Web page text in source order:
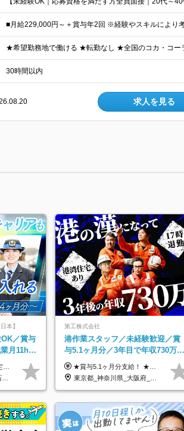
30時間以内
求人を見る
本】
／賞与
月11h程
日
となります
第工株式会社
港作業スタッフ／未経験歓迎／賞
与5.1ヶ月分／3年目で年収730万円
も可／食事手当あり／年休120日以
上
★賞与5.1ヶ月分支給！ ★入社3年目・30代で年収730万円の先輩も活躍中！ ★入社1年目・20代で月収29万円の実績あり 月給：22.5万円～30.5万円＋各種手当＋賞与年2回＋残業代全額支給 ※経験・能力などを考慮のうえ決定します ※上記月給には食事手当(5000円／月）を含みます ※残業代は分単位で100％支給いたします ※試用期間3ヶ月。その間の給与・待遇に差異はありません 【月収例】 ◆33.5万円／31歳 入社7か月 ◆38.5万円／32歳 入社1年目 ◆48.4万円／44歳 入社12年目 ※経験・能力などを考慮のうえ決定 ※月収・給与例には休日手当も含みます 【手当詳細】 ◆交通費規定支給（上限3万5000円／月） ◆時間外手当全額支給 ◆休日出勤手当 ◆港湾住宅あり（1R・2万円台～） ◆資格取得支援制度：全額負担 ◆地域手当：関東地区1万円／月
東京都_神奈川県_大阪府_愛知県_兵庫県